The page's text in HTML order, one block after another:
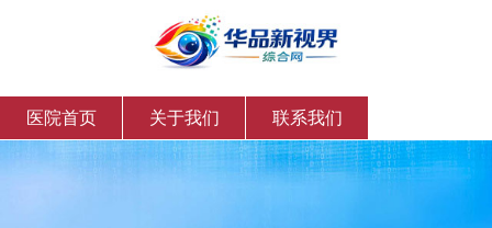
医院首页 关于我们 联系我们